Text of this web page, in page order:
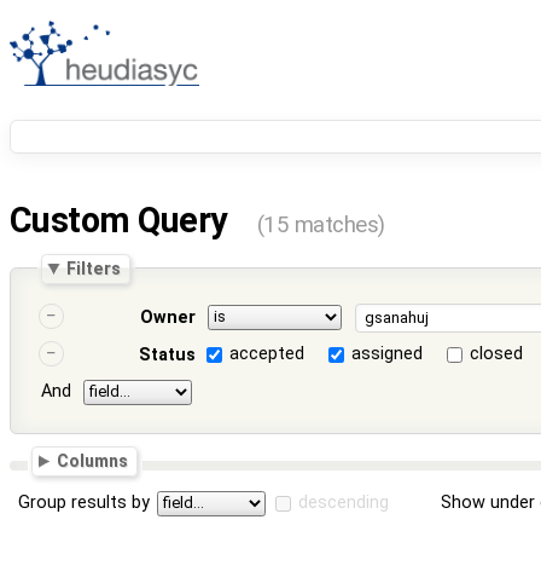
Custom Query (15 matches)
Filters
Owner
Status
accepted assigned
closed
And
Columns
Group results by descending Show